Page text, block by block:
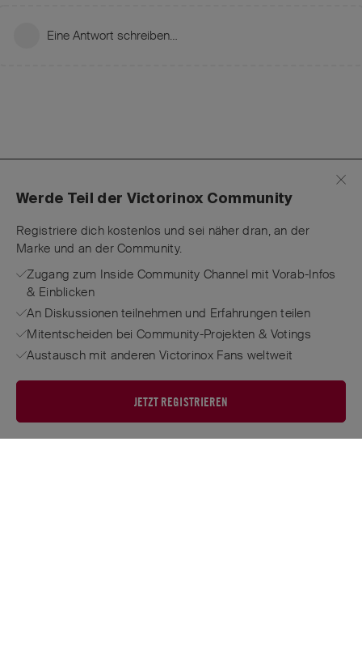
Eine Antwort schreiben…
Werde Teil der Victorinox Community
Registriere dich kostenlos und sei näher dran, an der
Marke und an der Community.
Zugang zum Inside Community Channel mit Vorab-Infos
& Einblicken
An Diskussionen teilnehmen und Erfahrungen teilen
Mitentscheiden bei Community-Projekten & Votings
Austausch mit anderen Victorinox Fans weltweit
JETZT REGISTRIEREN